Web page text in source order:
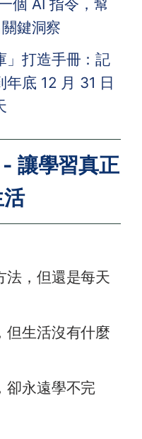
個 AI 指令，幫
鍵洞察
」打造手冊：記
年底 12 月 31 日
讓學習真正
法，但還是每天
但生活沒有什麼
卻永遠學不完